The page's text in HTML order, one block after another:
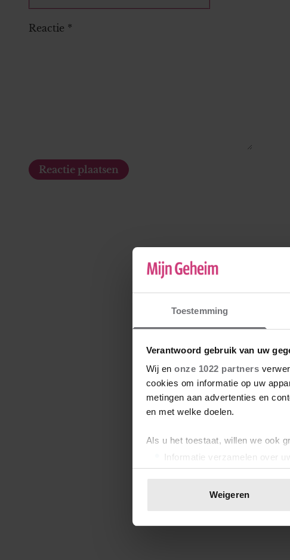
Toestemming
Verantwoord gebruik van uw
Wij en onze 1022 partners
cookies om informatie op uw
metingen aan advertenties en
en met welke doelen.
Als u het toestaat, willen we ook
Informatie verzamelen over
Uw apparaat identificeren
toestemming op elk moment
We gebruiken cookies om
websiteverkeer te analyseren.
Weigeren
Reactie *